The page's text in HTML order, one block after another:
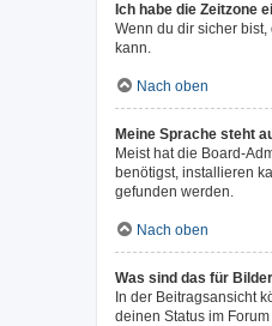
Ich habe die Zeitzone
Wenn du dir sicher
kann.
Nach oben
Meine Sprache steht
Meist hat die Board-
benötigst, installieren
gefunden werden.
Nach oben
Was sind das für
In der Beitragsansicht
deinen Status im